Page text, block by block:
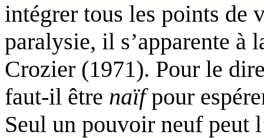
intégrer tous les points de
paralysie, il s’apparente à
Crozier (1971). Pour le
faut-il être naïfpour
Seul un pouvoir neuf peut